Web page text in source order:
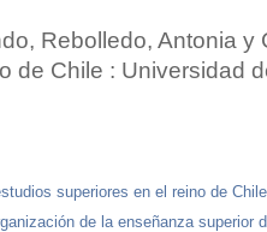
Rebolledo, Antonia
de Chile : Universidad
superiores en el reino de
de la enseñanza superior